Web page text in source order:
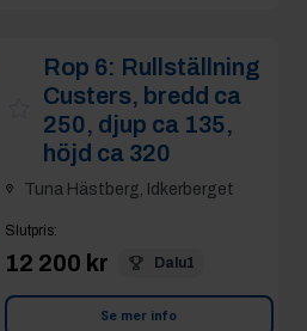
Rop 6: Rullställning
Custers, bredd ca
250, djup ca 135,
höjd ca 320
Tuna Hästberg, Idkerberget
Slutpris:
12 200 kr Dalu1
Se mer info